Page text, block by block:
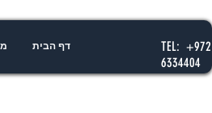
דף הבית
TEL:
6334404